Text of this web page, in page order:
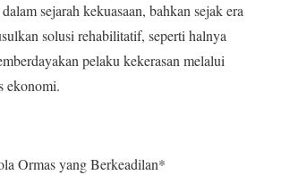
sejarah kekuasaan, bahkan sejak era
solusi rehabilitatif, seperti halnya
pelaku kekerasan melalui
ekonomi.
Ormas yang Berkeadilan*